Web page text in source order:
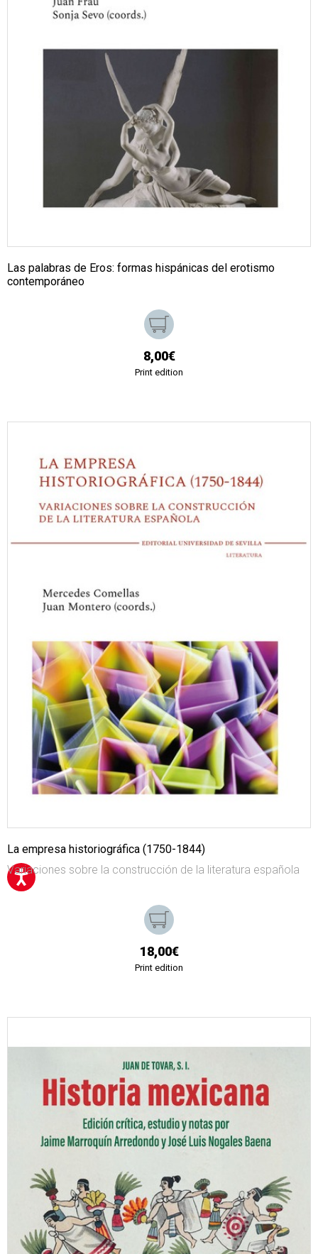
Las palabras de Eros: formas hispánicas del erotismo
contemporáneo
8,00€
Print edition
La empresa historiográfica (1750-1844)
Variaciones sobre la construcción de la literatura española
18,00€
Print edition